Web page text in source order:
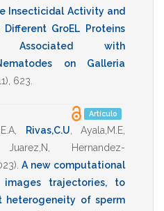
Insecticidal Activity and
GroEL Proteins
with
on Galleria
623
Artículo
Rivas,C.U Ayala,M.E
Juarez,N
Hernandez-
.A new computational
images trajectories, to
heterogeneity of sperm